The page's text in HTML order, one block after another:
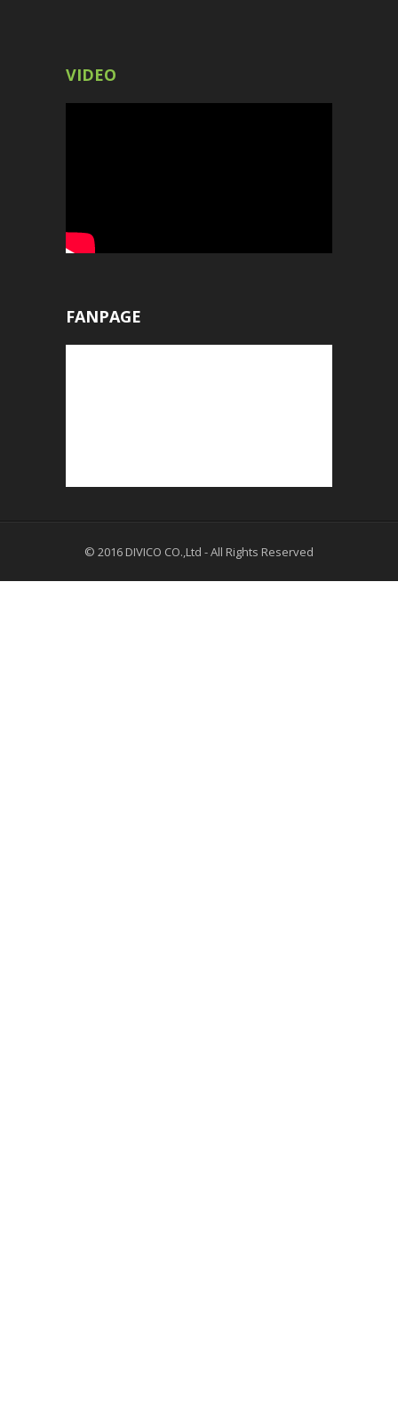
VIDEO
FANPAGE
© 2016 DIVICO CO.,Ltd - All Rights Reserved